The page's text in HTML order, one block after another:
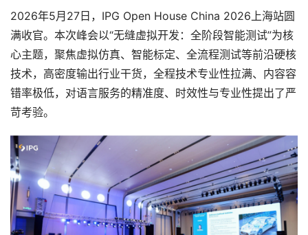
2026年5月27日，IPG Open House China 2026上海站圆
满收官。本次峰会以“无缝虚拟开发：全阶段智能测试”为核
心主题，聚焦虚拟仿真、智能标定、全流程测试等前沿硬核
技术，高密度输出行业干货，全程技术专业性拉满、内容容
错率极低，对语言服务的精准度、时效性与专业性提出了严
苛考验。